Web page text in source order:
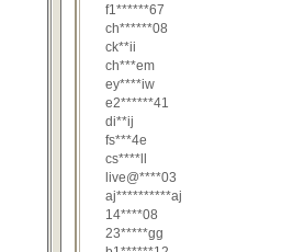
f1******67
ch******08
ck**ii
ch***em
ey****iw
e2******41
di**ij
fs***4e
cs****ll
live@****03
aj**********aj
14****08
23*****gg